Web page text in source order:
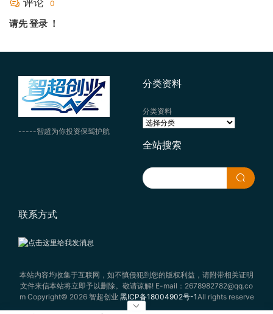
评论 0
请先登录 ！
-----智超为你投资保驾护航
分类资料
分类资料
全站搜索
联系方式
本站内容均收集于互联网，如不慎侵犯到您的版权利益，请附带相关证明
文件来信本站将立即予以删除。敬请谅解! E-mail：2678982782@qq.co
m Copyright© 2026 智超创业 黑ICP备18004902号-1All rights reserve
d